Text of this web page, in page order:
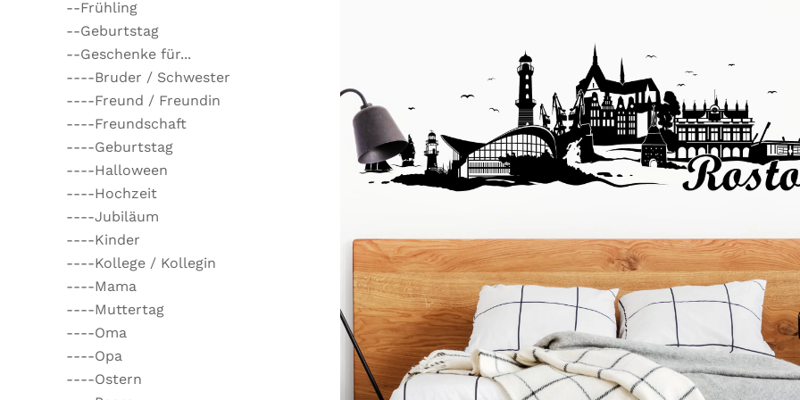
--Frühling
--Geburtstag
--Geschenke für...
----Bruder / Schwester
----Freund / Freundin
----Freundschaft
----Geburtstag
----Halloween
----Hochzeit
----Jubiläum
----Kinder
----Kollege / Kollegin
----Mama
----Muttertag
----Oma
----Opa
----Ostern